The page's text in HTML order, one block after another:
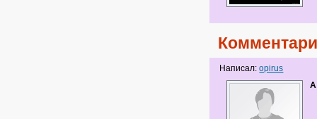
Написал:opirus
А